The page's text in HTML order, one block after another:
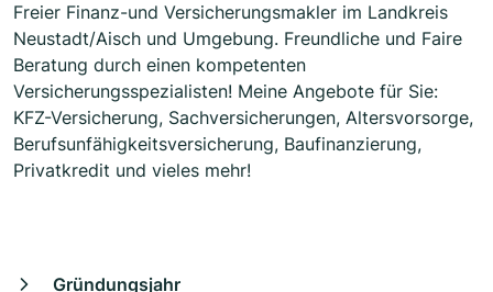
Freier Finanz-und Versicherungsmakler im Landkreis
Neustadt/Aisch und Umgebung. Freundliche und Faire
Beratung durch einen kompetenten
Versicherungsspezialisten! Meine Angebote für Sie:
KFZ-Versicherung, Sachversicherungen, Altersvorsorge,
Berufsunfähigkeitsversicherung, Baufinanzierung,
Privatkredit und vieles mehr!
Gründungsjahr